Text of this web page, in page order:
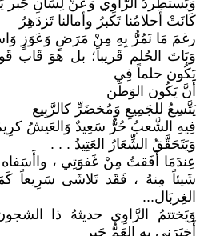
وَيَستطردُ الرَّاوِي وَعَنْ لِسَانِ جَبر
كَانَتْ أَحلامُنا تَكبرُ وأمالنا تَزدَهِرُ
رغمَ مَا نَمُرُّ بِهِ مِنْ مَرَضٍ وَعَوَزٍ
وَبَاتَ الحُلم قَريباً؛ بل هوَ
يَكُون حلماً فِي
أَنَّ يَكُون الوَطَن
يَتَّسِعُ للجَمِيعِ وَمُخضَرٍّ كالرَّبِيع
فِيهِ الشَّعبُ حُرٌّ سَعِيدٌ وَالعَيشُ
وَيَتَحَقَّقُ الشِّعَارُ العَتِيدُ . . .
عِندَمَا أَفَقتُ مِنْ غَفوَتِي ،
شَيئاً مِنهُ ، فَقَد تَلاشَى سَرِيعاً
الغِربَال...
وَيَختتمُ الرَّاوِي حديثهُ ذا
أَخبَرَنِي بِهِ العَمُّ جَبر